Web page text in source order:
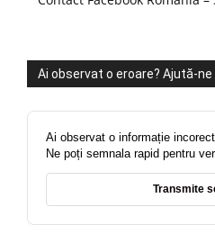
Ai observat o eroare? Ajută-
Ai observat o informație
Ne poți semnala rapid pentru
Transmite